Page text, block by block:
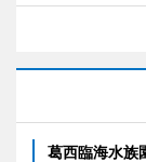
葛西臨海水族